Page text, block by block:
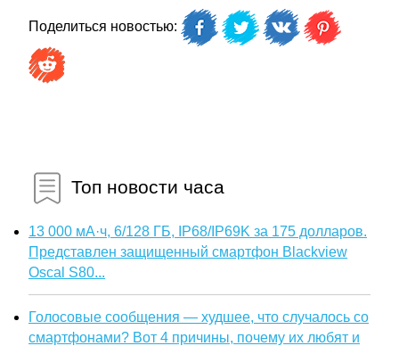
Поделиться новостью:
Топ новости часа
13 000 мА·ч, 6/128 ГБ, IP68/IP69K за 175 долларов.
Представлен защищенный смартфон Blackview
Oscal S80...
Голосовые сообщения — худшее, что случалось со
смартфонами? Вот 4 причины, почему их любят и